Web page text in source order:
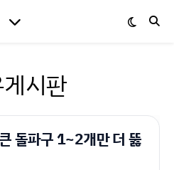
시판
돌파구 1~2개만 더 뚫